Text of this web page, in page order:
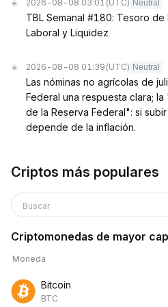
2026-08-08 03:01 (UTC) Neutral
TBL Semanal #180: Tesoro de
Laboral y Liquidez
2026-08-08 01:39 (UTC) Neutral
Las nóminas no agrícolas de
Federal una respuesta clara;
de la Reserva Federal": si
depende de la inflación.
Criptos más populares
Buscar
Criptomonedas de mayor
Moneda
Bitcoin
BTC